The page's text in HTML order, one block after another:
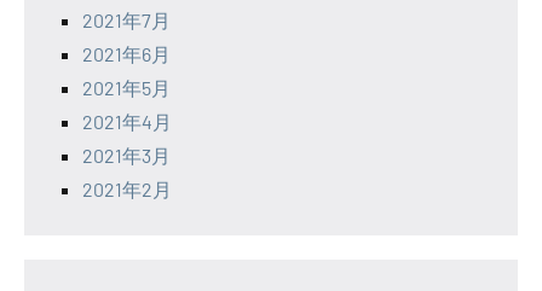
2021年7月
2021年6月
2021年5月
2021年4月
2021年3月
2021年2月